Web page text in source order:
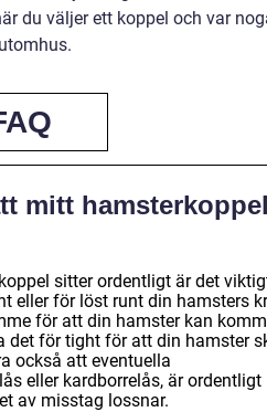
du väljer ett koppel och var
mitt
sitter ordentligt är det
eller för löst runt din hamsters
för att din hamster kan
det för tight för att din hamster
också att eventuella
eller kardborrelås, är ordentligt
av misstag lossnar.